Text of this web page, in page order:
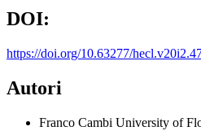
DOI:
https://doi.org/10.63277/
Autori
Franco Cambi University of